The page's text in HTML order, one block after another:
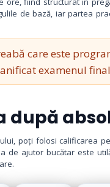
de bază, iar partea
care este
examenul
după
poți folosi calificarea
de ajutor bucătar este